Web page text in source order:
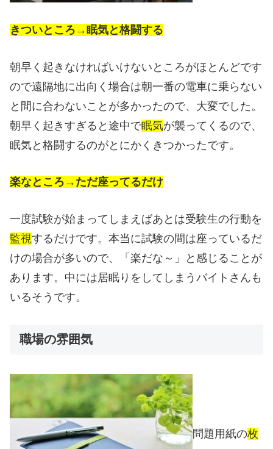
きついところ→眠気と格闘する
朝早く起きなければいけないところがほとんどです
ので遠隔地に出向く場合は朝一番の電車に乗らない
と間に合わないことが多かったので、大変でした。
朝早く起きすぎると途中で眠気が襲ってくるので、
眠気と格闘するのがとにかくきつかったです。
楽なところ→ただ座ってるだけ
一度試験が始まってしまえばあとは受験生の行動を
監視するだけです。本当に試験の間は座っているだ
けの場合が多いので、「楽だな～」と感じることが
あります。中には居眠りをしてしまうバイトさんも
いるそうです。
職場の雰囲気
問題用紙の枚